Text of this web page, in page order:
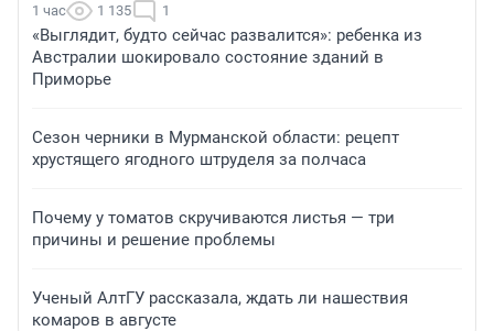
1 час 1 135 1
«Выглядит, будто сейчас развалится»: ребенка из
Австралии шокировало состояние зданий в
Приморье
Сезон черники в Мурманской области: рецепт
хрустящего ягодного штруделя за полчаса
Почему у томатов скручиваются листья — три
причины и решение проблемы
Ученый АлтГУ рассказала, ждать ли нашествия
комаров в августе